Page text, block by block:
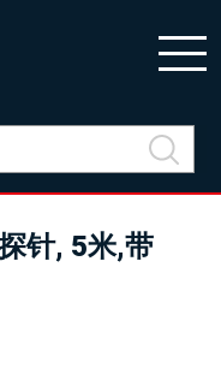
针, 5米,带